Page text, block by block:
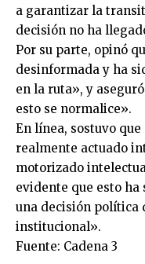
a garantizar la
decisión no ha
Por su parte, opinó
desinformada y ha
en la ruta», y
esto se normalice».
En línea, sostuvo
realmente actuado
motorizado
evidente que esto ha
una decisión política
institucional».
Fuente: Cadena 3